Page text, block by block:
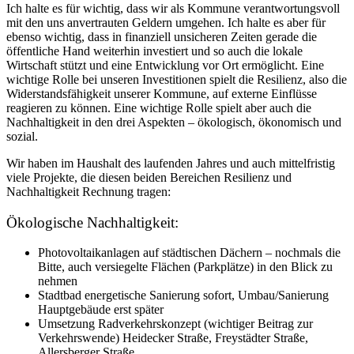
Ich halte es für wichtig, dass wir als Kommune verantwortungsvoll
mit den uns anvertrauten Geldern umgehen. Ich halte es aber für
ebenso wichtig, dass in finanziell unsicheren Zeiten gerade die
öffentliche Hand weiterhin investiert und so auch die lokale
Wirtschaft stützt und eine Entwicklung vor Ort ermöglicht. Eine
wichtige Rolle bei unseren Investitionen spielt die Resilienz, also die
Widerstandsfähigkeit unserer Kommune, auf externe Einflüsse
reagieren zu können. Eine wichtige Rolle spielt aber auch die
Nachhaltigkeit in den drei Aspekten – ökologisch, ökonomisch und
sozial.
Wir haben im Haushalt des laufenden Jahres und auch mittelfristig
viele Projekte, die diesen beiden Bereichen Resilienz und
Nachhaltigkeit Rechnung tragen:
Ökologische Nachhaltigkeit:
Photovoltaikanlagen auf städtischen Dächern – nochmals die
Bitte, auch versiegelte Flächen (Parkplätze) in den Blick zu
nehmen
Stadtbad energetische Sanierung sofort, Umbau/Sanierung
Hauptgebäude erst später
Umsetzung Radverkehrskonzept (wichtiger Beitrag zur
Verkehrswende) Heidecker Straße, Freystädter Straße,